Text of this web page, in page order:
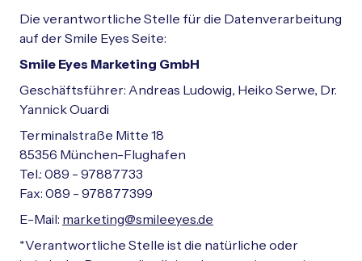
Die verantwortliche Stelle für die Datenverarbeitung
auf der Smile Eyes Seite:
Smile Eyes Marketing GmbH
Geschäftsführer: Andreas Ludowig, Heiko Serwe, Dr.
Yannick Ouardi
Terminalstraße Mitte 18
85356 München-Flughafen
Tel.: 089 - 97887733
Fax: 089 - 978877399
E-Mail: marketing@smileeyes.de
*Verantwortliche Stelle ist die natürliche oder